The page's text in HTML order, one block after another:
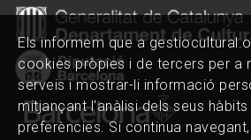
Els informem que a
cookies pròpies i de tercers per a
serveis i mostrar-li informació
mitjançant l'anàlisi dels seus
preferències. Si continua